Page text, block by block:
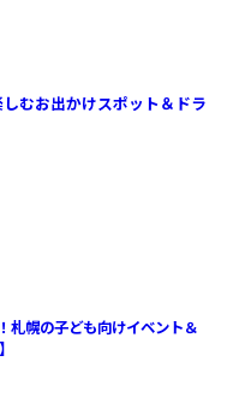
むお出かけスポット＆ドラ
札幌の子ども向けイベント＆